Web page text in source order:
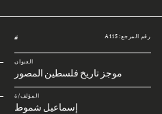
رقم المرجع: A115 #
العنوان
موجز تاريخ فلسطين المصور
المؤلف/ة
إسماعيل شموط